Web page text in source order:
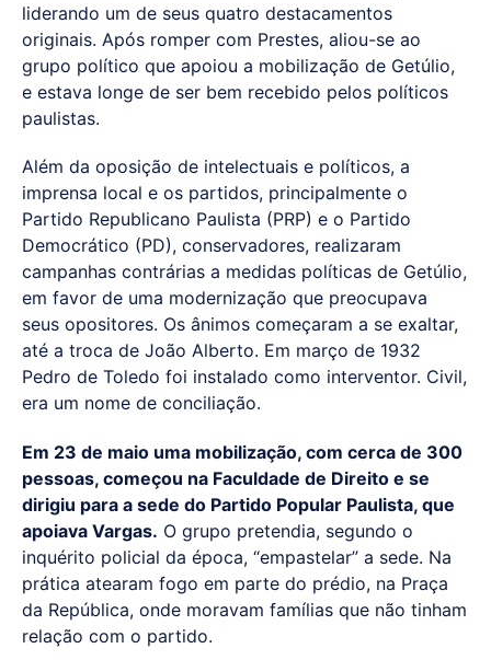
liderando um de seus quatro destacamentos
originais. Após romper com Prestes, aliou-se ao
grupo político que apoiou a mobilização de Getúlio,
e estava longe de ser bem recebido pelos políticos
paulistas.
Além da oposição de intelectuais e políticos, a
imprensa local e os partidos, principalmente o
Partido Republicano Paulista (PRP) e o Partido
Democrático (PD), conservadores, realizaram
campanhas contrárias a medidas políticas de Getúlio,
em favor de uma modernização que preocupava
seus opositores. Os ânimos começaram a se exaltar,
até a troca de João Alberto. Em março de 1932
Pedro de Toledo foi instalado como interventor. Civil,
era um nome de conciliação.
Em 23 de maio uma mobilização, com cerca de 300
pessoas, começou na Faculdade de Direito e se
dirigiu para a sede do Partido Popular Paulista, que
apoiava Vargas. O grupo pretendia, segundo o
inquérito policial da época, “empastelar” a sede. Na
prática atearam fogo em parte do prédio, na Praça
da República, onde moravam famílias que não tinham
relação com o partido.